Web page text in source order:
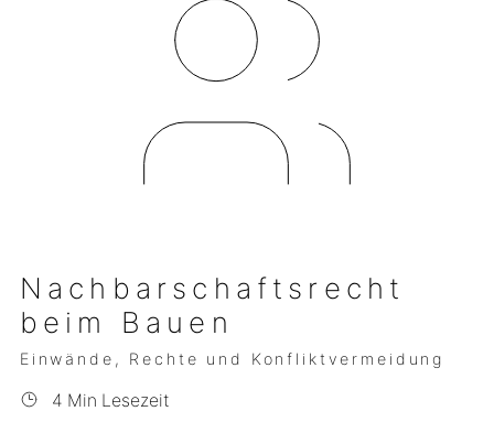
Nachbarschaftsrecht
beim Bauen
Einwände, Rechte und Konfliktvermeidung
4 Min Lesezeit